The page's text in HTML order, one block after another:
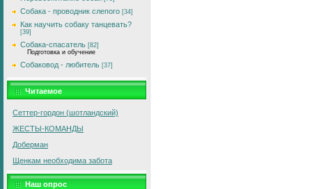
Собака - проводник слепого [34]
Как научить собаку танцевать?
[39]
Собака-спасатель [82]
Подготовка и обучение
Собаковод - любитель [37]
Читаемое
Сеттер-гордон (шотландский)
ЖЕСТЫ-КОМАНДЫ
Доберман
Щенкам необходима забота
Наш опрос